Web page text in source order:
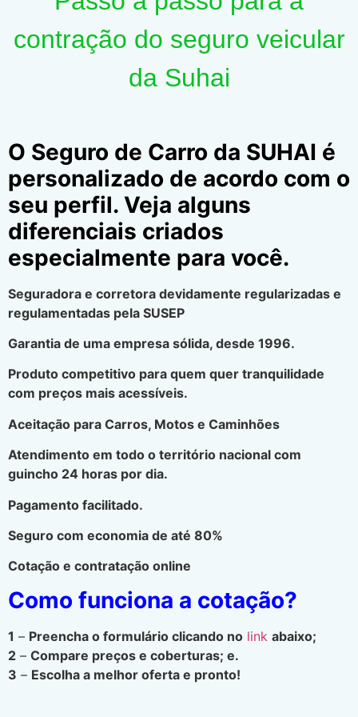
contração do seguro veicular
da Suhai
O Seguro de Carro da SUHAI é
personalizado de acordo com o
seu perfil. Veja alguns
diferenciais criados
especialmente para você.
Seguradora e corretora devidamente regularizadas e
regulamentadas pela SUSEP
Garantia de uma empresa sólida, desde 1996.
Produto competitivo para quem quer tranquilidade
com preços mais acessíveis.
Aceitação para Carros, Motos e Caminhões
Atendimento em todo o território nacional com
guincho 24 horas por dia.
Pagamento facilitado.
Seguro com economia de até 80%
Cotação e contratação online
Como funciona a cotação?
1 – Preencha o formulário clicando no link abaixo;
2 – Compare preços e coberturas; e.
3 – Escolha a melhor oferta e pronto!